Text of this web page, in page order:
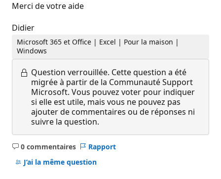
Merci de votre aide
Didier
Microsoft 365 et Office | Excel | Pour la maison |
Windows
Question verrouillée. Cette question a été
migrée à partir de la Communauté Support
Microsoft. Vous pouvez voter pour indiquer
si elle est utile, mais vous ne pouvez pas
ajouter de commentaires ou de réponses ni
suivre la question.
0 commentaires
Aucun
commentaire
Rapport
J’ai la même question